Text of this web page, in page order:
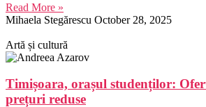
Read More »
Mihaela Stegărescu October 28, 2025
Artă și cultură
Timișoara, orașul studenților:
prețuri reduse